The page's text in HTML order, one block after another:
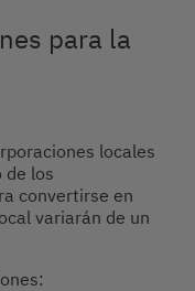
para la
locales
de los
convertirse en
variarán de un